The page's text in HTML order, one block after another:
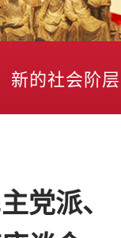
新的社会阶层
党派、